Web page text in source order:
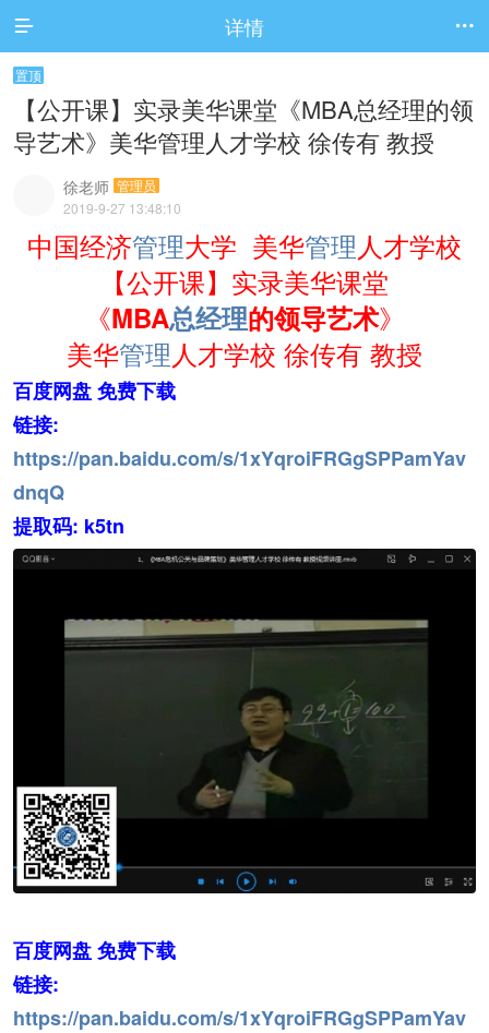
 详情 
置顶
【公开课】实录美华课堂《MBA总经理的领
导艺术》美华管理人才学校 徐传有 教授
徐老师 管理员
2019-9-27 13:48:10
中国经济管理大学 美华管理人才学校
【公开课】实录美华课堂
《MBA总经理的领导艺术》
美华管理人才学校 徐传有 教授
百度网盘 免费下载
链接:
https://pan.baidu.com/s/1xYqroiFRGgSPPamYav
dnqQ
提取码: k5tn
百度网盘 免费下载
链接:
https://pan.baidu.com/s/1xYqroiFRGgSPPamYav